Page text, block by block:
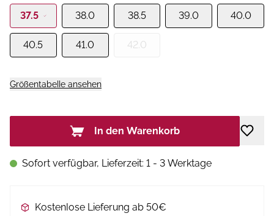
37.5 38.0 38.5 39.0 40.0
40.5 41.0 42.0
Größentabelle ansehen
In den Warenkorb
Sofort verfügbar, Lieferzeit: 1 - 3 Werktage
Kostenlose Lieferung ab 50€